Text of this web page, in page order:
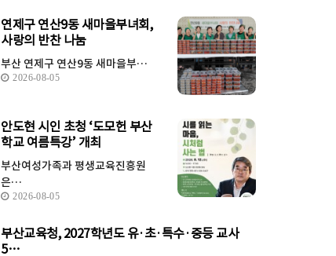
연제구 연산9동 새마을부녀회,
사랑의 반찬 나눔
부산 연제구 연산9동 새마을부…
2026-08-05
안도현 시인 초청 ‘도모헌 부산
학교 여름특강’ 개최
부산여성가족과 평생교육진흥원
은…
2026-08-05
부산교육청, 2027학년도 유·초·특수·중등 교사
5…